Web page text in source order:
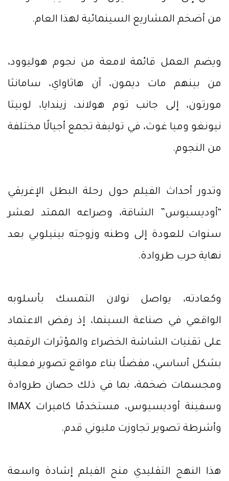
من أضخم المشاريع السينمائية لهذا العام.
ويضم العمل قائمة لامعة من نجوم هوليوود،
من بينهم مات ديمون، آن هاثاواي، سامانثا
مورتون، إلى جانب توم هولاند، زيندايا، لوبيتا
نيونغو وميا غوث، في توليفة تجمع أجيالًا مختلفة
من النجوم.
وتدور أحداث الفيلم حول رحلة البطل الإغريقي
“أوديسيوس” الشاقة، وصراعه الممتد لعشر
سنوات للعودة إلى وطنه وزوجته بينيلوبي بعد
نهاية حرب طروادة.
وكعادته، يواصل نولان التمسك بأسلوبه
الواقعي في صناعة السينما، إذ رفض الاعتماد
على تقنيات الشاشة الخضراء والمؤثرات الرقمية
بشكل أساسي، مفضلًا بناء مواقع تصوير فعلية
ومجسمات ضخمة، بما في ذلك حصان طروادة
وسفينة أوديسيوس، مستخدمًا كاميرات IMAX
وأشرطة تصوير تجاوزت مليوني قدم.
هذا النهج التقليدي منح الفيلم إشادة واسعة